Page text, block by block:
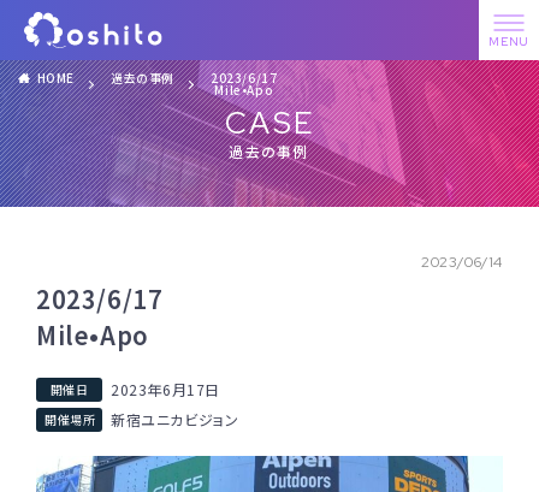
HOME 過去の事例 2023/6/17
Mile•Apo
CASE
過去の事例
2023/06/14
2023/6/17
Mile•Apo
2023年6月17日
新宿ユニカビジョン